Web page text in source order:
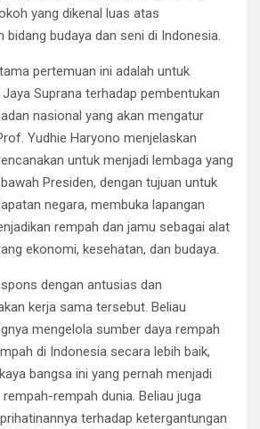
yang dikenal luas atas
bidang budaya dan seni di Indonesia.
pertemuan ini adalah untuk
Suprana terhadap pembentukan
nasional yang akan mengatur
Yudhie Haryono menjelaskan
untuk menjadi lembaga yang
Presiden, dengan tujuan untuk
negara, membuka lapangan
rempah dan jamu sebagai alat
ekonomi, kesehatan, dan budaya.
dengan antusias dan
kerja sama tersebut. Beliau
mengelola sumber daya rempah
di Indonesia secara lebih baik,
bangsa ini yang pernah menjadi
rempah dunia. Beliau juga
terhadap ketergantungan